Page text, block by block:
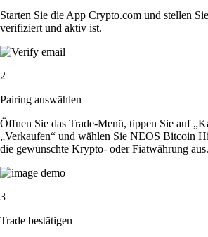
Starten Sie die App Crypto.com und stellen
verifiziert und aktiv ist.
2
Pairing auswählen
Öffnen Sie das Trade-Menü, tippen Sie auf
„Verkaufen“ und wählen Sie NEOS Bitcoin
die gewünschte Krypto- oder Fiatwährung aus.
3
Trade bestätigen